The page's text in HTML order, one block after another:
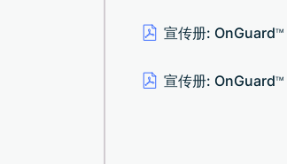
宣传册: OnGuardTM
宣传册: OnGuardTM